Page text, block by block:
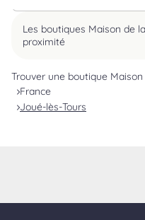
Les boutiques Maison de
proximité
Trouver une boutique
France
Joué-lès-Tours